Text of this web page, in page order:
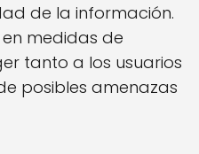
de la información.
medidas de
tanto a los usuarios
posibles amenazas